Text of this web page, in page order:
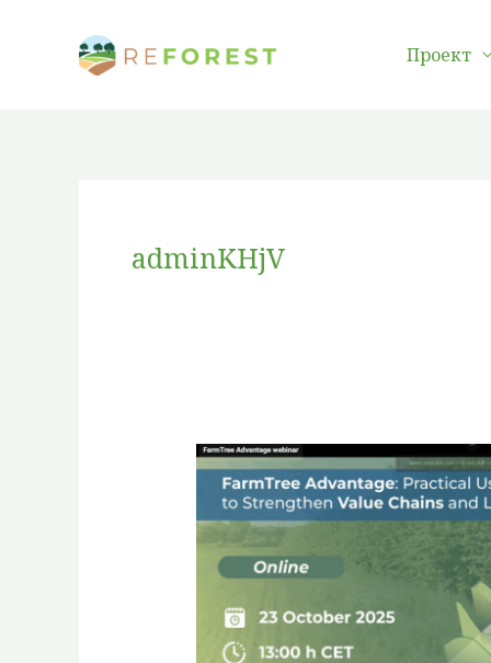
съдържанието
Проект
adminKHjV
FarmTree
Advantage
в
действие:
Укрепване
агролесовъдните